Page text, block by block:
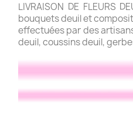
LIVRAISON DE FLEURS
bouquets deuil et
effectuées par des
deuil, coussins deuil,